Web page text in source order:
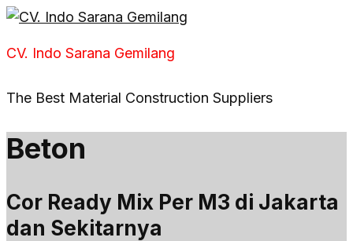
Langsung
isi
CV. Indo Sarana Gemilang
The Best Material Construction Suppliers
Beton
Cor Ready Mix Per M3 di Jakarta
dan Sekitarnya